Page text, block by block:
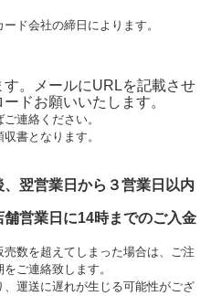
ド会社の締日によります。
す。メールにURLを記載させ
ドお願いいたします。
連絡ください。
書となります。
翌営業日から３営業日以内
舗営業日に14時までのご入金
数を超えてしまった場合は、ご注
ご連絡致します。
運送に遅れが生じる可能性がござ